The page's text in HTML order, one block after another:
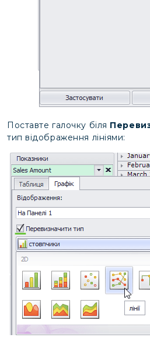
Поставте галочку біля
тип відображення лініями: